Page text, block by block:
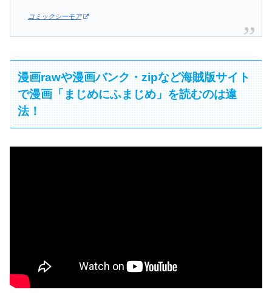
コミックシーモア
漫画rawや漫画バンク・zipなど海賊版サイト
で漫画「まじめにふまじめ」を読むのは違
法！